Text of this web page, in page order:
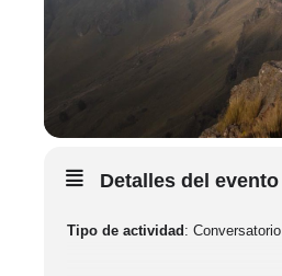
Detalles del evento
Tipo de actividad : Conversatorio